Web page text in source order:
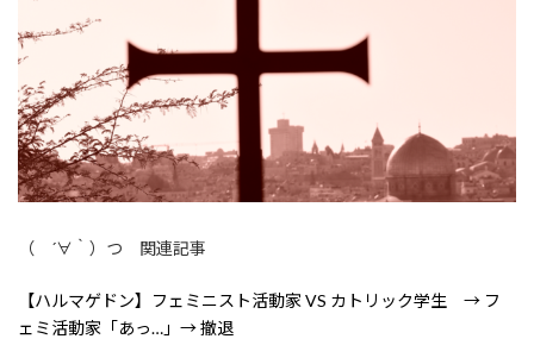
（ ´∀｀）つ 関連記事
【ハルマゲドン】フェミニスト活動家 VS カトリック学生 → フ
ェミ活動家「あっ…」→ 撤退